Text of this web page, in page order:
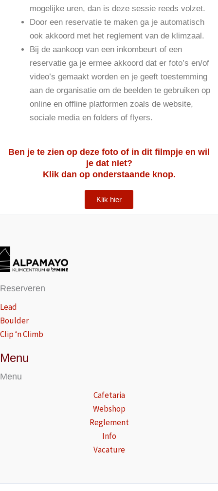
mogelijke uren, dan is deze sessie reeds volzet.
Door een reservatie te maken ga je automatisch
ook akkoord met het reglement van de klimzaal.
Bij de aankoop van een inkombeurt of een
reservatie ga je ermee akkoord dat er foto’s en/of
video’s gemaakt worden en je geeft toestemming
aan de organisatie om de beelden te gebruiken op
online en offline platformen zoals de website,
sociale media en folders of flyers.
Ben je te zien op deze foto of in dit filmpje en wil
je dat niet?
Klik dan op onderstaande knop.
Klik hier
Reserveren
Lead
Boulder
Clip ‘n Climb
Menu
Menu
Cafetaria
Webshop
Reglement
Info
Vacature